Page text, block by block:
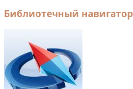
Библиотечный навигатор